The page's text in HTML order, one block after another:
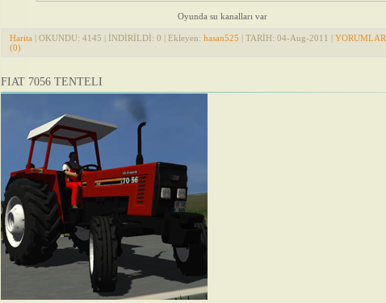
Oyunda su kanalları var
Harita | OKUNDU: 4145 | İNDİRİLDİ: 0 | Ekleyen: hasan525 | TARİH: 04-Aug-2011 | YORUMLAR
(0)
FIAT 7056 TENTELI